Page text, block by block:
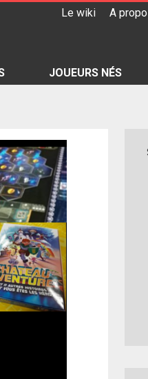
Le wiki A
JOUEURS NÉS